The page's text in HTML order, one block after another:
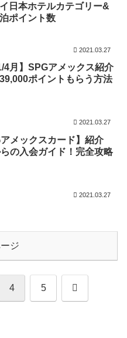
日本ホテルカテゴリー&
ポイント数
2021.03.27
4月】SPGアメックス紹介
ポイントもらう方法
2021.03.27
アメックスカード】紹介
の入会ガイド！完全攻略
2021.03.27
ジ
4 5 次